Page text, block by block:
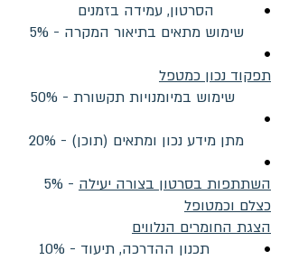
•
5% - שימוש מתאים בתיאור המקרה
•
תפקוד נכון כמטפל
50% - שימוש במיומנויות תקשורת
•
20% - (מתן מידע נכון ומתאים (תוכן
•
5% - השתתפות בסרטון בצורה יעילה
כצלם וכמטופל
הצגת החומרים הנלווים
•